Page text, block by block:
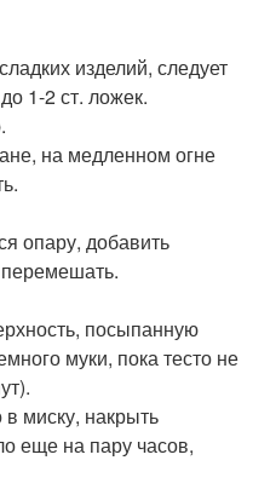
изделий, следует
1-2 ст. ложек.
на медленном огне
опару, добавить
посыпанную
муки, пока тесто не
миску, накрыть
еще на пару часов,